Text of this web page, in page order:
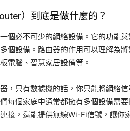
）到底是做什麼的？
個必不可少的網絡設備。它的功能
個設備。路由器的作用可以理解為
電腦、智慧家居設備等。
，只有數據機的話，你只能將網絡
每個家庭中通常都擁有多個設備需
接，還能提供無線Wi-Fi信號，讓你